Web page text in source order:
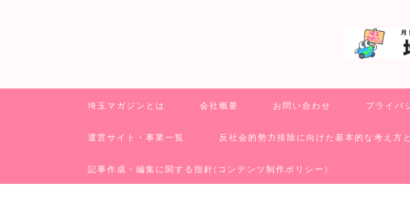
埼玉マガジンとは 会社概要 お問い合わせ プライバ
運営サイト・事業一覧 反社会的勢力排除に向けた基本的な考え方
記事作成・編集に関する指針(コンテンツ制作ポリシー)